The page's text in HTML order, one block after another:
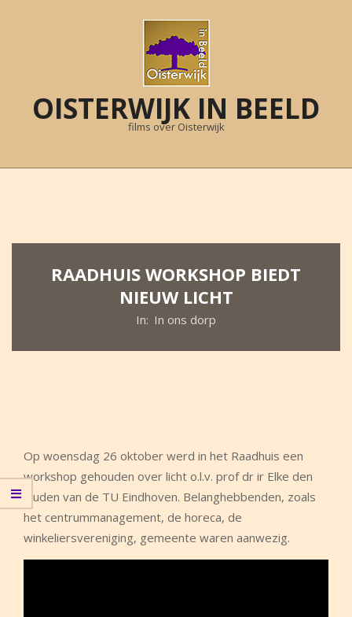
OISTERWIJK IN BEELD
films over Oisterwijk
Primary
RAADHUIS WORKSHOP BIEDT
NIEUW LICHT
In: In ons dorp
Op woensdag 26 oktober werd in het Raadhuis een
workshop gehouden over licht o.l.v. prof dr ir Elke den
Ouden van de TU Eindhoven. Belanghebbenden, zoals
het centrummanagement, de horeca, de
winkeliersvereniging, gemeente waren aanwezig.